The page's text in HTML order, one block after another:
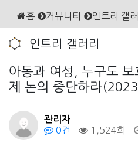
홈 커뮤니티 인트리 갤
인트리 갤러리
아동과 여성, 누구도
제 논의 중단하라
관리자
0건 1,524회